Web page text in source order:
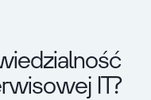
IT?